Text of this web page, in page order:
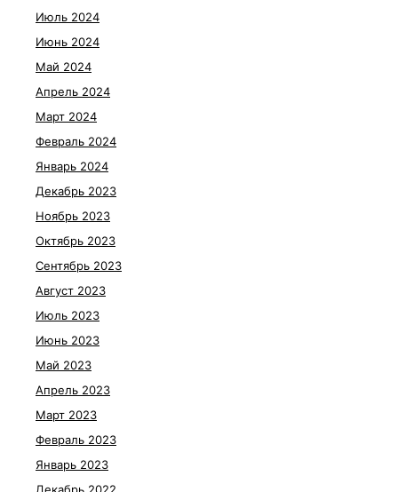
Июль 2024
Июнь 2024
Май 2024
Апрель 2024
Март 2024
Февраль 2024
Январь 2024
Декабрь 2023
Ноябрь 2023
Октябрь 2023
Сентябрь 2023
Август 2023
Июль 2023
Июнь 2023
Май 2023
Апрель 2023
Март 2023
Февраль 2023
Январь 2023